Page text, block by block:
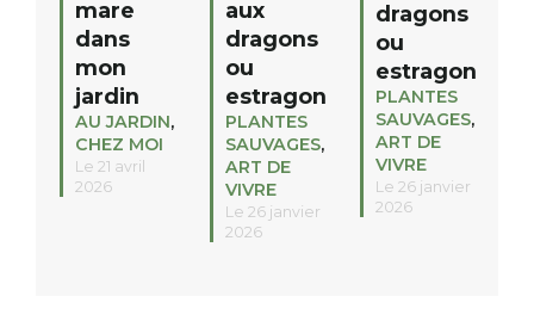
mare
dans
mon
jardin
AU JARDIN,
CHEZ MOI
Le 21 avril
2026
aux
dragons
ou
estragon
PLANTES
SAUVAGES,
ART DE
VIVRE
Le 26 janvier
2026
dragons
ou
estragon
PLANTES
SAUVAGES,
ART DE
VIVRE
Le 26 janvier
2026